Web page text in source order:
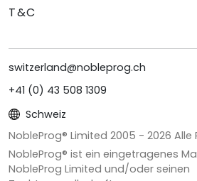
T&C
switzerland@nobleprog.ch
+41 (0) 43 508 1309
Schweiz
NobleProg® Limited 2005 - 2026 Alle
NobleProg® ist ein eingetragenes
NobleProg Limited und/oder seinen